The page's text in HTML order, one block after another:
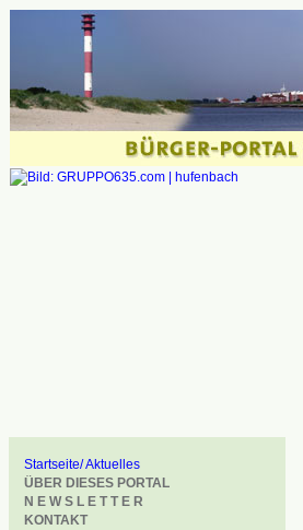
Startseite/ Aktuelles
ÜBER DIESES PORTAL
N E W S L E T T E R
KONTAKT